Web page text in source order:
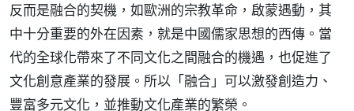
反而是融合的契機，如歐洲的宗教革命，啟蒙遇動，其
中十分重要的外在因素，就是中國儒家思想的西傳。當
代的全球化帶來了不同文化之間融合的機遇，也促進了
文化創意產業的發展。所以「融合」可以激發創造力、
豐富多元文化，並推動文化產業的繁榮。